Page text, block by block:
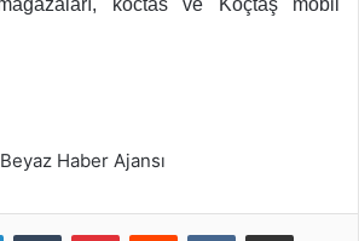
Haber Ajansı
LinkedInTumblr PinterestReddit VKontakteE-Posta ile paylaş